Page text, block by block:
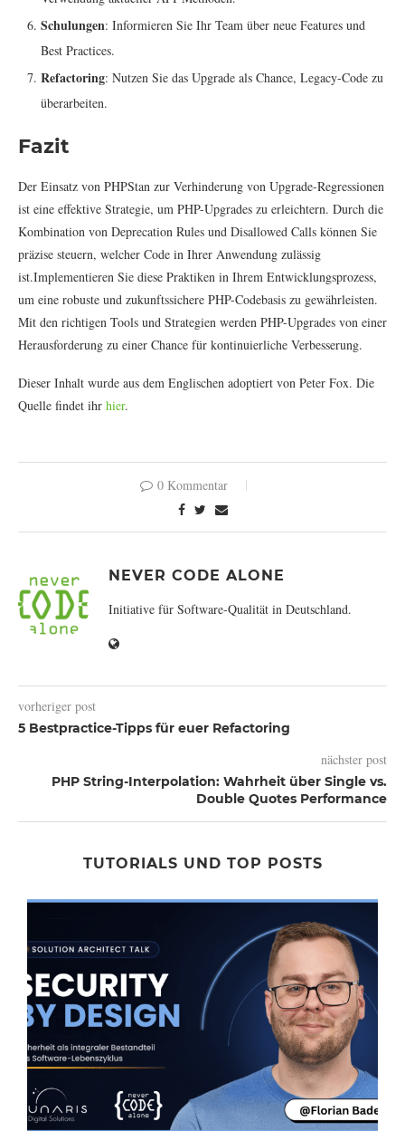
Schulungen: Informieren Sie Ihr Team über neue Features und
Best Practices.
Refactoring: Nutzen Sie das Upgrade als Chance, Legacy-Code zu
überarbeiten.
Fazit
Der Einsatz von PHPStan zur Verhinderung von Upgrade-Regressionen
ist eine effektive Strategie, um PHP-Upgrades zu erleichtern. Durch die
Kombination von Deprecation Rules und Disallowed Calls können Sie
präzise steuern, welcher Code in Ihrer Anwendung zulässig
ist.Implementieren Sie diese Praktiken in Ihrem Entwicklungsprozess,
um eine robuste und zukunftssichere PHP-Codebasis zu gewährleisten.
Mit den richtigen Tools und Strategien werden PHP-Upgrades von einer
Herausforderung zu einer Chance für kontinuierliche Verbesserung.
Dieser Inhalt wurde aus dem Englischen adoptiert von Peter Fox. Die
Quelle findet ihr hier.
0 Kommentar
NEVER CODE ALONE
Initiative für Software-Qualität in Deutschland.
vorheriger post
5 Bestpractice-Tipps für euer Refactoring
nächster post
PHP String-Interpolation: Wahrheit über Single vs.
Double Quotes Performance
TUTORIALS UND TOP POSTS